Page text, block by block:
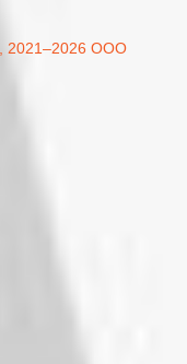
2021–2026 ООО